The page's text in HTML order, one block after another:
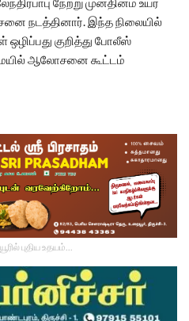
நடத்தினார். இந்த நிலையில்
குறித்து போலீஸ்
ஆலோசனை கூட்டம்
புதிய உதயம்...